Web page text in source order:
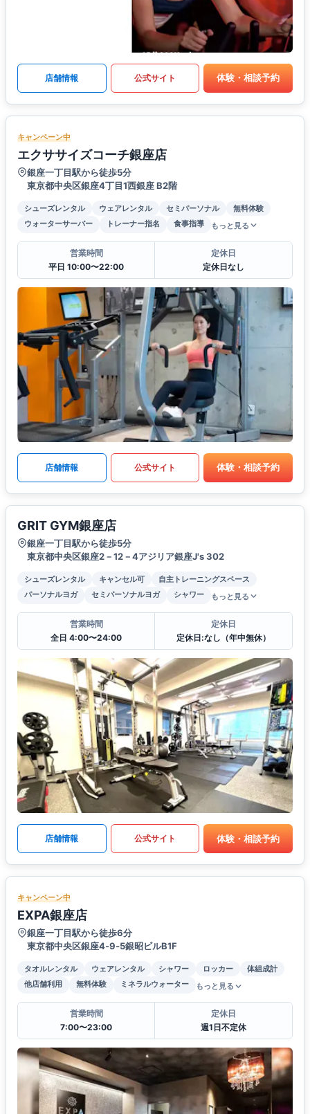
店舗情報 公式サイト 体験・相談予約
キャンペーン中
エクササイズコーチ銀座店
銀座一丁目駅から徒歩5分
東京都中央区銀座4丁目1西銀座 B2階
シューズレンタル ウェアレンタル セミパーソナル
無料体験
ウォーターサーバー
トレーナー指名 食事指導 もっと見る
営業時間
平日 10:00〜22:00
定休日
定休日なし
店舗情報 公式サイト 体験・相談予約
GRIT GYM銀座店
銀座一丁目駅から徒歩5分
東京都中央区銀座2－12－4アジリア銀座J's 302
シューズレンタル キャンセル可
自主トレーニングスペース
パーソナルヨガ
セミパーソナルヨガ シャワー もっと見る
営業時間
全日 4:00〜24:00
定休日
定休日:なし（年中無休）
店舗情報 公式サイト 体験・相談予約
キャンペーン中
EXPA銀座店
銀座一丁目駅から徒歩6分
東京都中央区銀座4‐9‐5銀昭ビルB1F
タオルレンタル ウェアレンタル シャワー ロッカー
体組成計
他店舗利用
無料体験 ミネラルウォーター もっと見る
営業時間
7:00〜23:00
定休日
週1日不定休